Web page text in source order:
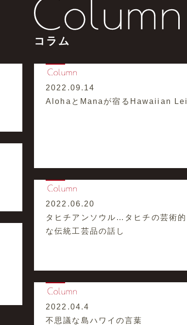
コラム
2022.09.14
AlohaとManaが宿るHawaiian Lei
2022.06.20
タヒチアンソウル…タヒチの芸術的
な伝統工芸品の話し
2022.04.4
不思議な島ハワイの言葉